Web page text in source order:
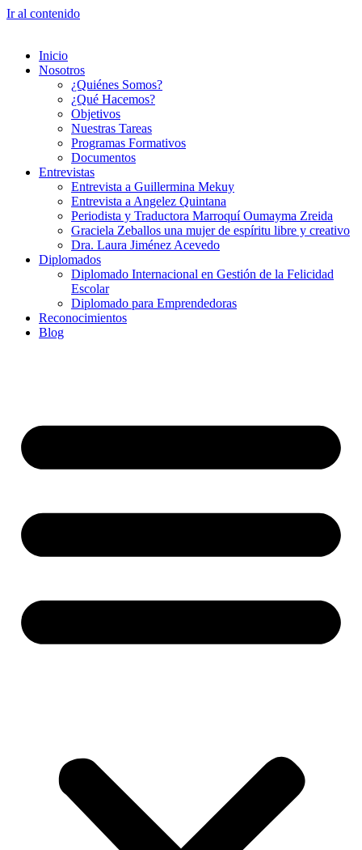
Ir al contenido
Inicio
Nosotros
¿Quiénes Somos?
¿Qué Hacemos?
Objetivos
Nuestras Tareas
Programas Formativos
Documentos
Entrevistas
Entrevista a Guillermina Mekuy
Entrevista a Angelez Quintana
Periodista y Traductora Marroquí Oumayma Zreida
Graciela Zeballos una mujer de espíritu libre y creativo
Dra. Laura Jiménez Acevedo
Diplomados
Diplomado Internacional en Gestión de la Felicidad
Escolar
Diplomado para Emprendedoras
Reconocimientos
Blog